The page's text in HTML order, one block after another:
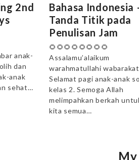
2nd
anak-
dan
anak
sehat…
Bahasa Indonesia
Tanda Titik pada
Penulisan Jam
🌻🌻🌻🌻🌻🌻🌻🌻
Assalamu’alaikum
warahmatullahi
Selamat pagi anak-anak
kelas 2. Semoga Allah
melimpahkan berkah
kita semua…